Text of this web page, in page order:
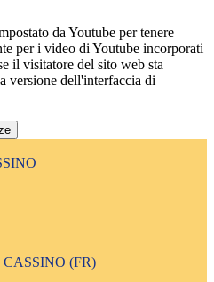
da Youtube per tenere
per i video di Youtube incorporati
il visitatore del sito web sta
versione dell'interfaccia di
(FR)